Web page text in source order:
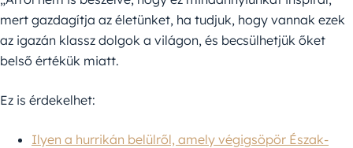
mert gazdagítja az életünket, ha tudjuk, hogy vannak ezek
az igazán klassz dolgok a világon, és becsülhetjük őket
belső értékük miatt.
Ez is érdekelhet:
Ilyen a hurrikán belülről, amely végigsöpör Észak-